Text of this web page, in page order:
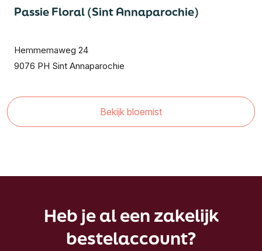
Passie Floral (Sint Annaparochie)
Hemmemaweg 24
9076 PH Sint Annaparochie
Bekijk bloemist
Heb je al een zakelijk
bestelaccount?